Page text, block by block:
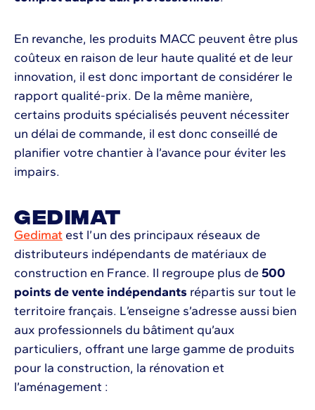
En revanche, les produits MACC peuvent être plus
coûteux en raison de leur haute qualité et de leur
innovation, il est donc important de considérer le
rapport qualité-prix. De la même manière,
certains produits spécialisés peuvent nécessiter
un délai de commande, il est donc conseillé de
planifier votre chantier à l’avance pour éviter les
impairs.
Gedimat
Gedimat est l’un des principaux réseaux de
distributeurs indépendants de matériaux de
construction en France. Il regroupe plus de 500
points de vente indépendants répartis sur tout le
territoire français. L’enseigne s’adresse aussi bien
aux professionnels du bâtiment qu’aux
particuliers, offrant une large gamme de produits
pour la construction, la rénovation et
l’aménagement :